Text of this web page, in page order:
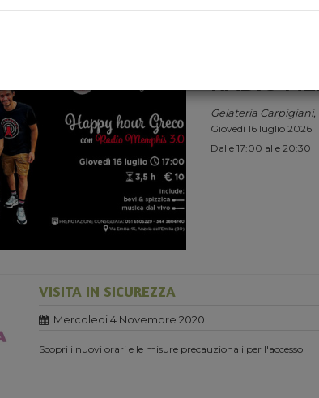
HAPPY
RADIO
Gelateria Carpigiani,
Giovedì 16 luglio 2026
Dalle 17:00 alle 20:30
VISITA IN SICUREZZA
Mercoledi 4 Novembre 2020
Scopri i nuovi orari e le misure precauzionali per l'accesso